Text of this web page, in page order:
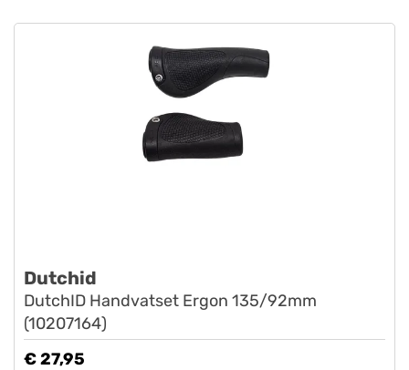
Dutchid
DutchID Handvatset Ergon 135/92mm
(10207164)
€ 27,95